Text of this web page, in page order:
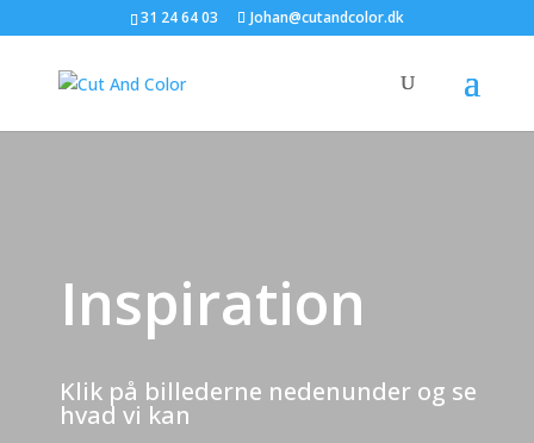
31 24 64 03 Johan@cutandcolor.dk
Inspiration
Klik på billederne nedenunder og se
hvad vi kan